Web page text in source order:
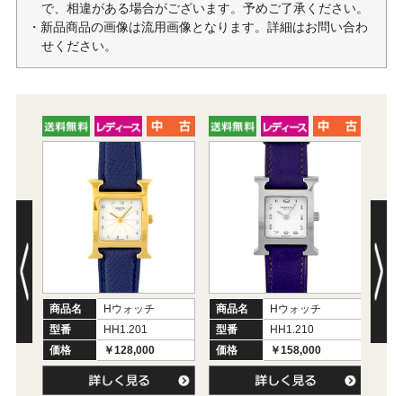
で、相違がある場合がございます。予めご了承ください。
・新品商品の画像は流用画像となります。詳細はお問い合わ
せください。
商品名
Hウォッチ
型番
HH1.201
価格
￥128,000
商品名
Hウォッチ
型番
HH1.210
価格
￥158,000